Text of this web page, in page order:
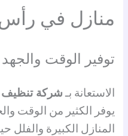
منازل في رأس
توفير الوقت والجهد
الاستعانة بـشركة تنظيف
يوفر الكثير من الوقت
المنازل الكبيرة